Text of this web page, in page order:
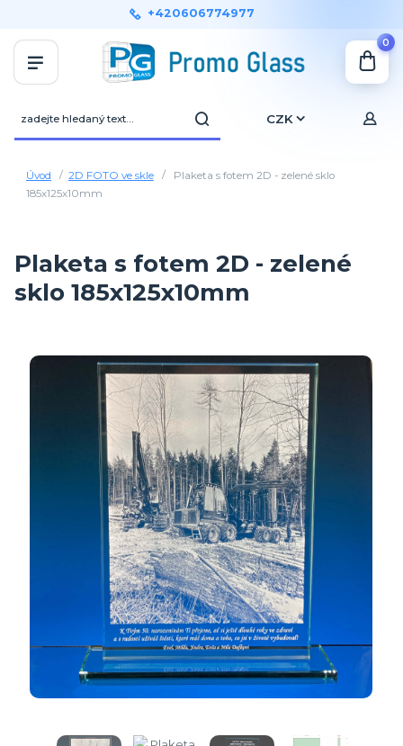
CZK
+420606774977
0
Úvod 2D FOTO ve skle
Plaketa s fotem 2D - zelené sklo
185x125x10mm
Plaketa s fotem 2D - zelené
sklo 185x125x10mm